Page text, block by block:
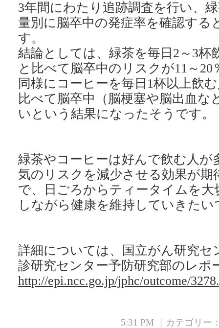
3年間にわたり追跡調査を行い、
量別に脳卒中の発症率を確認する
す。
結論としては、緑茶を毎日2～3杯
と比べて脳卒中のリスクが11～
同様にコーヒーを毎日1杯以上飲
比べて脳卒中（脳梗塞や脳出血な
緑茶やコーヒーは好んで飲む人が
気のリスクを減少させる効果が期
で、日ごろからティータイムを
詳細については、国立がん研究
http://epi.ncc.go.jp/jphc/outcome/
5:31 PM ｜カテゴリー